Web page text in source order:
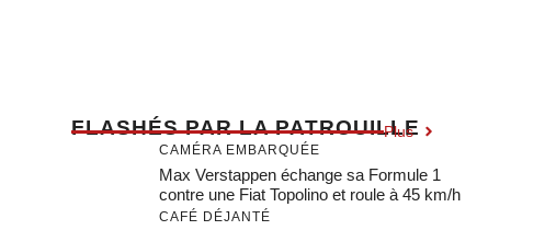
FLASHÉS PAR LA PATROUILLE
Plus
CAMÉRA EMBARQUÉE
Max Verstappen échange sa Formule 1
contre une Fiat Topolino et roule à 45 km/h
CAFÉ DÉJANTÉ